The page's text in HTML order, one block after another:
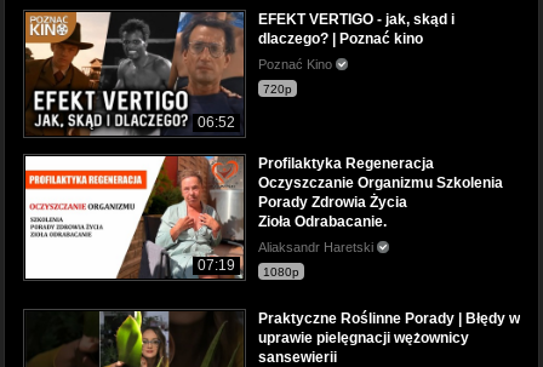
06:52
EFEKT VERTIGO - jak, skąd i
dlaczego? | Poznać kino
Poznać Kino
720p
07:19
Profilaktyka Regeneracja
Oczyszczanie Organizmu Szkolenia
Porady Zdrowia Życia
Zioła Odrabacanie.
Aliaksandr Haretski
1080p
Praktyczne Roślinne Porady | Błędy w
uprawie pielęgnacji wężownicy
sansewierii